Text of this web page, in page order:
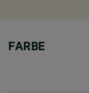
FARBE